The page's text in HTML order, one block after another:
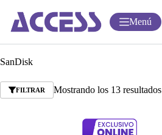
Menú
SanDisk
FILTRAR Mostrando los 13 resultados